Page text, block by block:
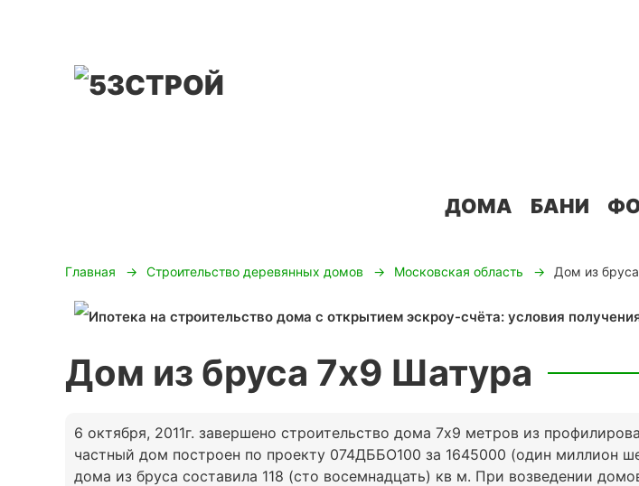
ДОМА БАНИ
Главная Строительство деревянных домов Московская область Дом из
Дом из бруса 7х9 Шатура
6 октября, 2011г. завершено строительство дома 7х9 метров из
частный дом построен по проекту 074ДББО100 за 1645000 (один миллион
дома из бруса составила 118 (сто восемнадцать) кв м. При возведении